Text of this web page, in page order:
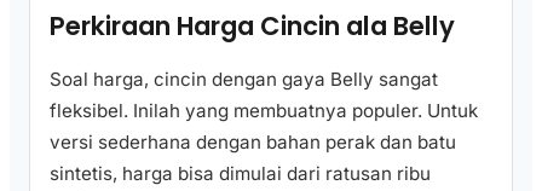
Perkiraan Harga Cincin ala Belly
Soal harga, cincin dengan gaya Belly sangat
fleksibel. Inilah yang membuatnya populer. Untuk
versi sederhana dengan bahan perak dan batu
sintetis, harga bisa dimulai dari ratusan ribu